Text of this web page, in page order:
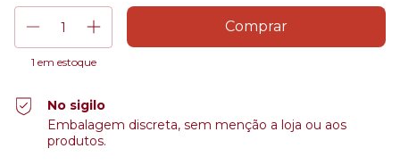
1 em estoque
No sigilo
Embalagem discreta, sem menção a loja ou aos
produtos.